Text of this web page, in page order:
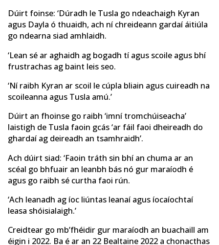
Dúirt foinse: ‘Dúradh le Tusla go ndeachaigh Kyran
agus Dayla ó thuaidh, ach ní chreideann gardaí áitiúla
go ndearna siad amhlaidh.
‘Lean sé ar aghaidh ag bogadh tí agus scoile agus bhí
frustrachas ag baint leis seo.
‘Ní raibh Kyran ar scoil le cúpla bliain agus cuireadh na
scoileanna agus Tusla amú.’
Dúirt an fhoinse go raibh ‘imní tromchúiseacha’
laistigh de Tusla faoin gcás ‘ar fáil faoi dheireadh do
ghardaí ag deireadh an tsamhraidh’.
Ach dúirt siad: ‘Faoin tráth sin bhí an chuma ar an
scéal go bhfuair an leanbh bás nó gur maraíodh é
agus go raibh sé curtha faoi rún.
‘Ach leanadh ag íoc liúntas leanaí agus íocaíochtaí
leasa shóisialaigh.’
Creidtear go mb’fhéidir gur maraíodh an buachaill am
éigin i 2022. Ba é ar an 22 Bealtaine 2022 a chonacthas